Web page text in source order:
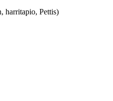
harritapio, Pettis)